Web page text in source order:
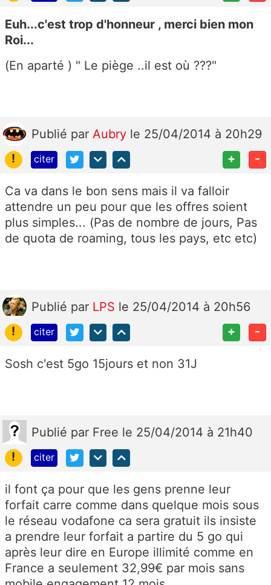
Euh...c'est trop d'honneur , merci bien mon
Roi...
(En aparté ) " Le piège ..il est où ???"
Publié par Aubry le 25/04/2014 à 20h29
!
citer + -
Ca va dans le bon sens mais il va falloir
attendre un peu pour que les offres soient
plus simples... (Pas de nombre de jours, Pas
de quota de roaming, tous les pays, etc etc)
Publié par LPS le 25/04/2014 à 20h56
!
citer + -
Sosh c'est 5go 15jours et non 31J
Publié par Free le 25/04/2014 à 21h40
!
citer
il font ça pour que les gens prenne leur
forfait carre comme dans quelque mois sous
le réseau vodafone ca sera gratuit ils insiste
a prendre leur forfait a partire du 5 go qui
après leur dire en Europe illimité comme en
France a seulement 32,99€ par mois sans